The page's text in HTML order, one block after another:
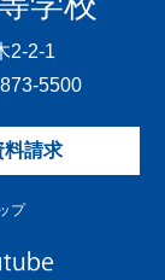
2-2-1
5500
料請求
プ